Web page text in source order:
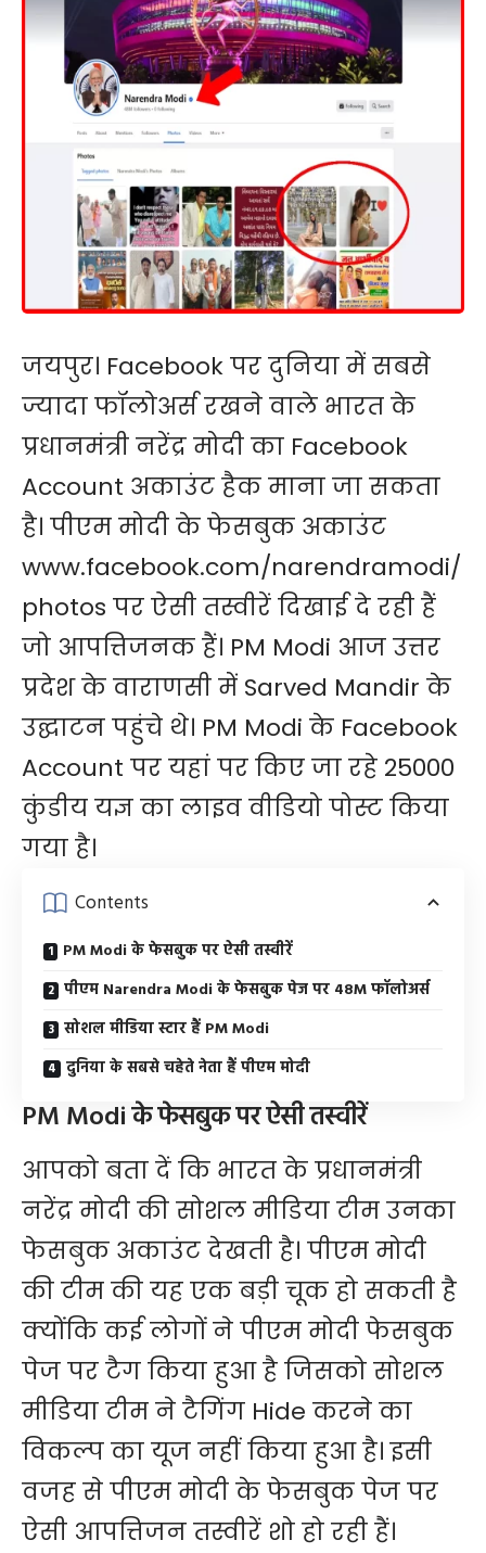
जयपुर। Facebook पर दुनिया में सबसे
ज्यादा फॉलोअर्स रखने वाले भारत के
प्रधानमंत्री नरेंद्र मोदी का Facebook
Account अकाउंट हैक माना जा सकता
है। पीएम मोदी के फेसबुक अकाउंट
www.facebook.com/narendramodi/
photos पर ऐसी तस्वीरें दिखाई दे रही हैं
जो आपत्तिजनक हैं। PM Modi आज उत्तर
प्रदेश के वाराणसी में Sarved Mandir के
उद्घाटन पहुंचे थे। PM Modi के Facebook
Account पर यहां पर किए जा रहे 25000
कुंडीय यज्ञ का लाइव वीडियो पोस्ट किया
गया है।
Contents
PM Modi के फेसबुक पर ऐसी तस्वीरें
पीएम Narendra Modi के फेसबुक पेज पर 48M फॉलोअर्स
सोशल मीडिया स्टार हैं PM Modi
दुनिया के सबसे चहेते नेता हैं पीएम मोदी
PM Modi के फेसबुक पर ऐसी तस्वीरें
आपको बता दें कि भारत के प्रधानमंत्री
नरेंद्र मोदी की सोशल मीडिया टीम उनका
फेसबुक अकाउंट देखती है। पीएम मोदी
की टीम की यह एक बड़ी चूक हो सकती है
क्योंकि कई लोगों ने पीएम मोदी फेसबुक
पेज पर टैग किया हुआ है जिसको सोशल
मीडिया टीम ने टैगिंग Hide करने का
विकल्प का यूज नहीं किया हुआ है। इसी
वजह से पीएम मोदी के फेसबुक पेज पर
ऐसी आपत्तिजन तस्वीरें ​शो हो रही हैं।